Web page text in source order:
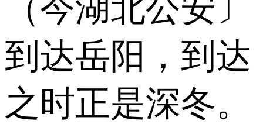
（今湖北公安〕
到达岳阳，到达
之时正是深冬。